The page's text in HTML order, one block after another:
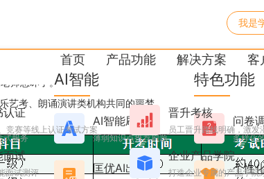
我是
首页
式服务
AI智能
AI智能刷题
薄弱知识点推荐刷题
匡优AI出题
特色功能
问卷
多样化
个性
产品功能
认证
竞赛等线上认证考试方案
面试
面试测评
晋升考核
员工晋升路线明确，激发
企业产品学院
打造企业专属的产品学院
解决方案 客
？HSK 3.0改革必看！
师愁坏了。
艺考、朗诵演讲类机构共同的噩梦。